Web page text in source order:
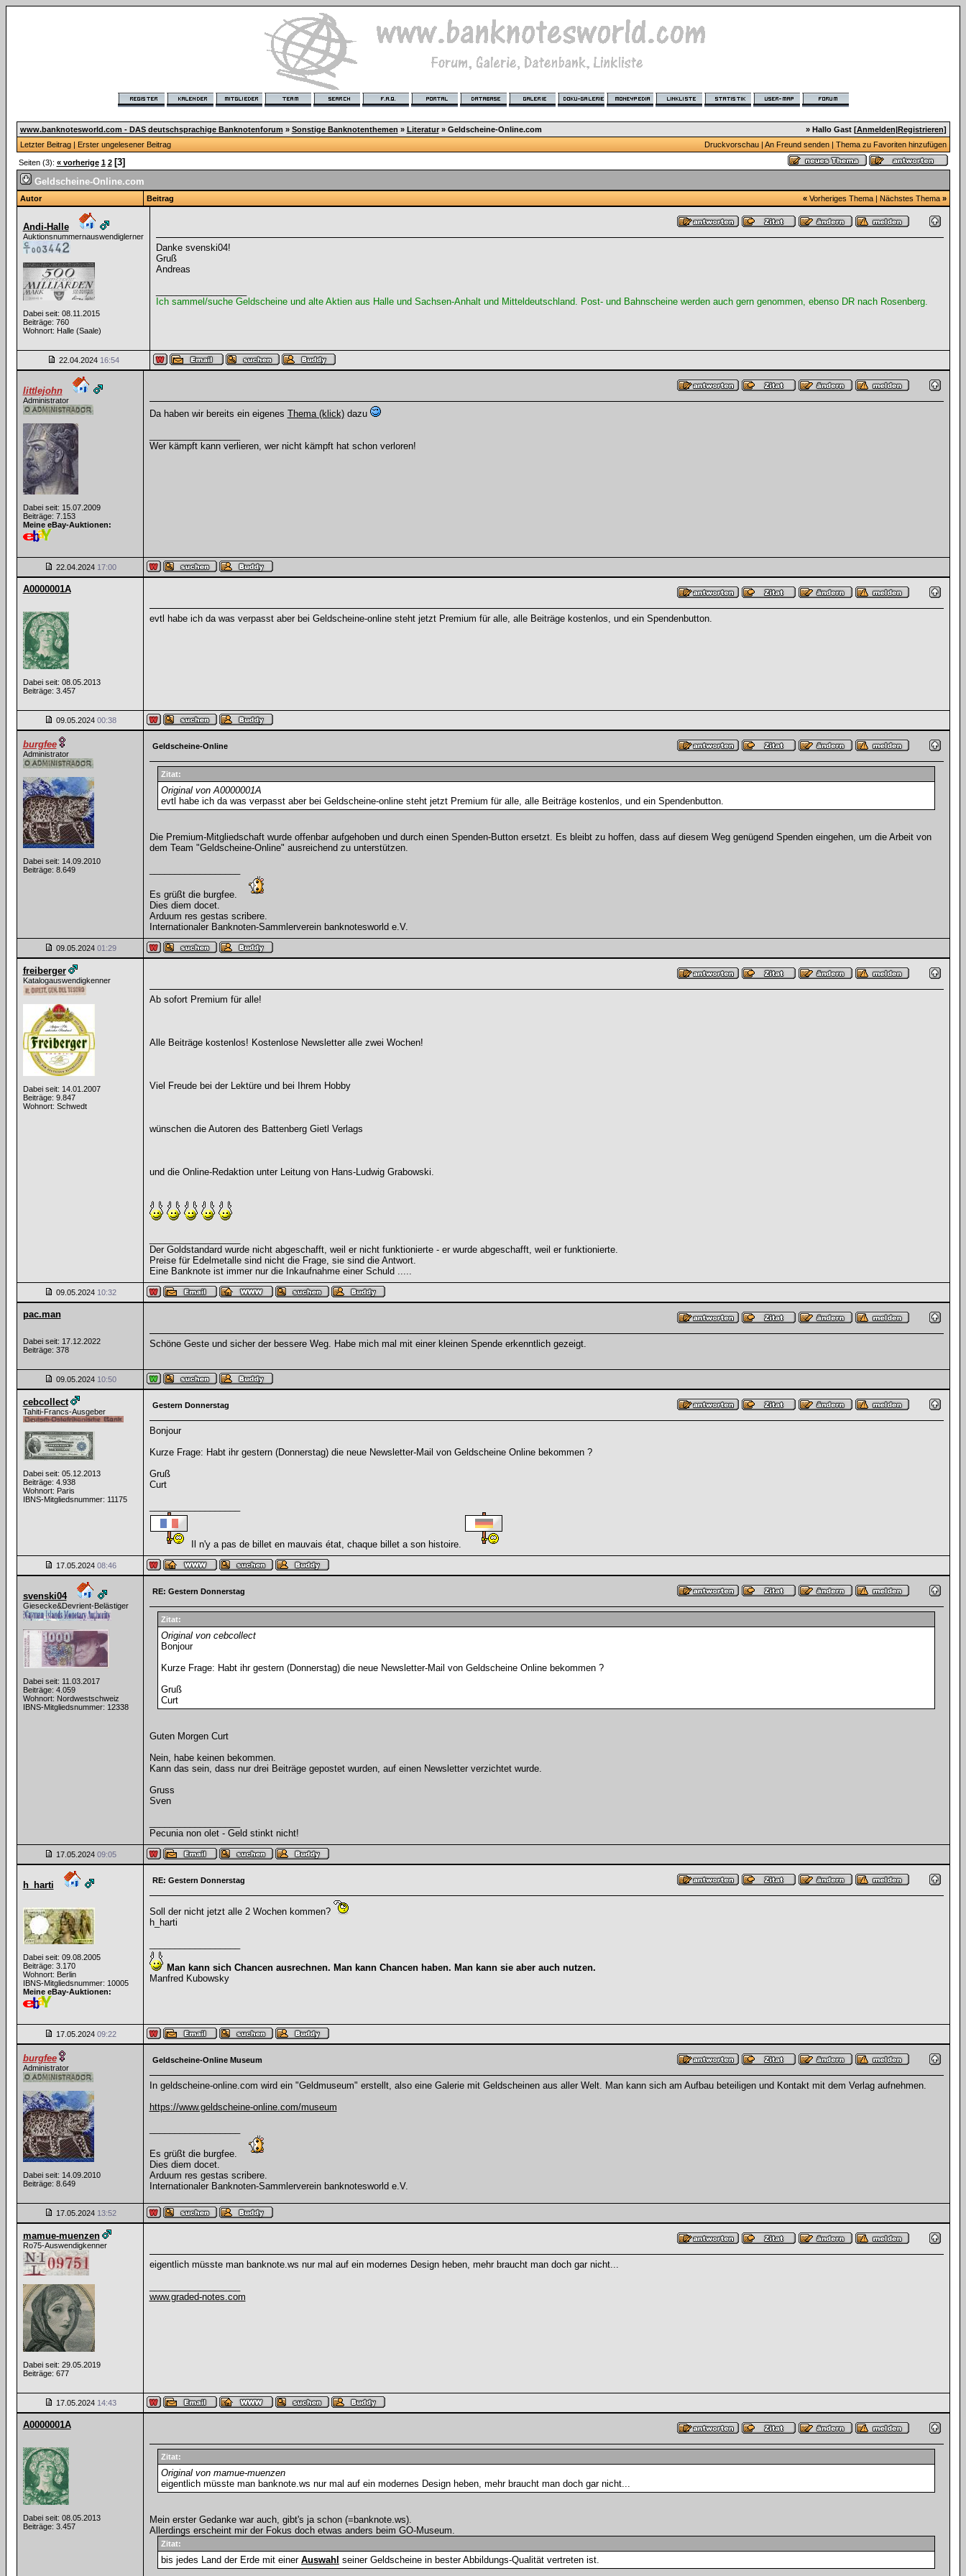
www.banknotesworld.com - DAS deutschsprachige Banknotenforum » Sonstige Banknotenthemen » Literatur» Geldscheine-Online.com » Hallo Gast [Anmelden|Registrieren]
Letzter Beitrag| Erster ungelesener Beitrag Druckvorschau| An Freund senden| Thema zu Favoriten hinzufügen
Seiten (3): « vorherige 1 2 [3]
Geldscheine-Online.com
Autor Beitrag « Vorheriges Thema| Nächstes Thema »
Andi-Halle
Auktionsnummernauswendiglerner
Dabei seit: 08.11.2015
Beiträge: 760
Wohnort: Halle (Saale)
Danke svenski04!
Gruß
Andreas
Ich sammel/suche Geldscheine und alte Aktien aus Halle und Sachsen-Anhalt und Mitteldeutschland. Post- und Bahnscheine werden auch gern genommen, ebenso DR nach Rosenberg.
22.04.2024 16:54
littlejohn
Administrator
Dabei seit: 15.07.2009
Beiträge: 7.153
Meine eBay-Auktionen:
Da haben wir bereits ein eigenes Thema (klick)dazu
Wer kämpft kann verlieren, wer nicht kämpft hat schon verloren!
22.04.2024 17:00
A0000001A
Dabei seit: 08.05.2013
Beiträge: 3.457
evtl habe ich da was verpasst aber bei Geldscheine-online steht jetzt Premium für alle, alle Beiträge kostenlos, und ein Spendenbutton.
09.05.2024 00:38
burgfee
Administrator
Dabei seit: 14.09.2010
Beiträge: 8.649
Geldscheine-Online
Zitat:
Original von A0000001A
evtl habe ich da was verpasst aber bei Geldscheine-online steht jetzt Premium für alle, alle Beiträge kostenlos, und ein Spendenbutton.
Die Premium-Mitgliedschaft wurde offenbar aufgehoben und durch einen Spenden-Button ersetzt. Es bleibt zu hoffen, dass auf diesem Weg genügend Spenden eingehen, um die Arbeit von
dem Team "Geldscheine-Online" ausreichend zu unterstützen.
Es grüßt die burgfee.
Dies diem docet.
Arduum res gestas scribere.
Internationaler Banknoten-Sammlerverein banknotesworld e.V.
09.05.2024 01:29
freiberger
Katalogauswendigkenner
Dabei seit: 14.01.2007
Beiträge: 9.847
Wohnort: Schwedt
Ab sofort Premium für alle!
Alle Beiträge kostenlos! Kostenlose Newsletter alle zwei Wochen!
Viel Freude bei der Lektüre und bei Ihrem Hobby
wünschen die Autoren des Battenberg Gietl Verlags
und die Online-Redaktion unter Leitung von Hans-Ludwig Grabowski.
Der Goldstandard wurde nicht abgeschafft, weil er nicht funktionierte - er wurde abgeschafft, weil er funktionierte.
Preise für Edelmetalle sind nicht die Frage, sie sind die Antwort.
Eine Banknote ist immer nur die Inkaufnahme einer Schuld .....
09.05.2024 10:32
pac.man
Dabei seit: 17.12.2022
Beiträge: 378
Schöne Geste und sicher der bessere Weg. Habe mich mal mit einer kleinen Spende erkenntlich gezeigt.
09.05.2024 10:50
cebcollect
Tahiti-Francs-Ausgeber
Dabei seit: 05.12.2013
Beiträge: 4.938
Wohnort: Paris
IBNS-Mitgliedsnummer: 11175
Gestern Donnerstag
Bonjour
Kurze Frage: Habt ihr gestern (Donnerstag) die neue Newsletter-Mail von Geldscheine Online bekommen ?
Gruß
Curt
Il n'y a pas de billet en mauvais état, chaque billet a son histoire.
17.05.2024 08:46
svenski04
Giesecke&Devrient-Belästiger
Dabei seit: 11.03.2017
Beiträge: 4.059
Wohnort: Nordwestschweiz
IBNS-Mitgliedsnummer: 12338
RE: Gestern Donnerstag
Zitat:
Original von cebcollect
Bonjour
Kurze Frage: Habt ihr gestern (Donnerstag) die neue Newsletter-Mail von Geldscheine Online bekommen ?
Gruß
Curt
Guten Morgen Curt
Nein, habe keinen bekommen.
Kann das sein, dass nur drei Beiträge gepostet wurden, auf einen Newsletter verzichtet wurde.
Gruss
Sven
Pecunia non olet - Geld stinkt nicht!
17.05.2024 09:05
h_harti
Dabei seit: 09.08.2005
Beiträge: 3.170
Wohnort: Berlin
IBNS-Mitgliedsnummer: 10005
Meine eBay-Auktionen:
RE: Gestern Donnerstag
Soll der nicht jetzt alle 2 Wochen kommen?
h_harti
Man kann sich Chancen ausrechnen. Man kann Chancen haben. Man kann sie aber auch nutzen.
Manfred Kubowsky
17.05.2024 09:22
burgfee
Administrator
Dabei seit: 14.09.2010
Beiträge: 8.649
Geldscheine-Online Museum
In geldscheine-online.com wird ein "Geldmuseum" erstellt, also eine Galerie mit Geldscheinen aus aller Welt. Man kann sich am Aufbau beteiligen und Kontakt mit dem Verlag aufnehmen.
https://www.geldscheine-online.com/museum
Es grüßt die burgfee.
Dies diem docet.
Arduum res gestas scribere.
Internationaler Banknoten-Sammlerverein banknotesworld e.V.
17.05.2024 13:52
mamue-muenzen
Ro75-Auswendigkenner
Dabei seit: 29.05.2019
Beiträge: 677
eigentlich müsste man banknote.ws nur mal auf ein modernes Design heben, mehr braucht man doch gar nicht...
www.graded-notes.com
17.05.2024 14:43
A0000001A
Dabei seit: 08.05.2013
Beiträge: 3.457
Zitat:
Original von mamue-muenzen
eigentlich müsste man banknote.ws nur mal auf ein modernes Design heben, mehr braucht man doch gar nicht...
Mein erster Gedanke war auch, gibt's ja schon (=banknote.ws).
Allerdings erscheint mir der Fokus doch etwas anders beim GO-Museum.
Zitat:
bis jedes Land der Erde mit einer Auswahl seiner Geldscheine in bester Abbildungs-Qualität vertreten ist.